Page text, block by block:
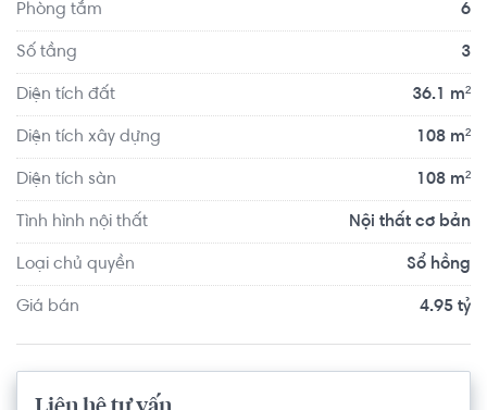
Phòng tắm 6
Số tầng 3
Diện tích đất 36.1 m²
Diện tích xây dựng 108 m²
Diện tích sàn 108 m²
Tình hình nội thất Nội thất cơ bản
Loại chủ quyền Sổ hồng
Giá bán 4.95 tỷ